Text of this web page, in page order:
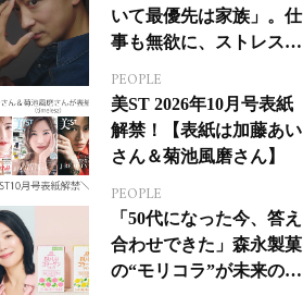
いて最優先は家族」。仕
事も無欲に、ストレスを
PEOPLE
美ST 2026年10月号表紙
解禁！【表紙は加藤あい
さん＆菊池風磨さん】
PEOPLE
「50代になった今、答え
合わせできた」森永製菓
の“モリコラ”が未来のキ